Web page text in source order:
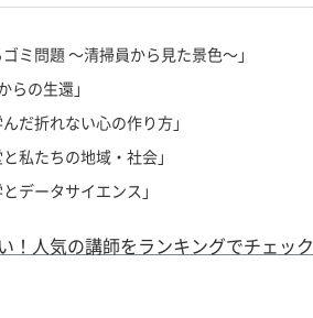
ミ問題 ～清掃員から見た景色～」
の生還」
だ折れない心の作り方」
私たちの地域・社会」
データサイエンス」
！ 人気の講師をランキングでチェック